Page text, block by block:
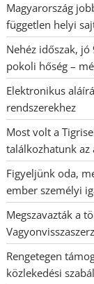
Magyarország
független helyi
Nehéz időszak,
pokoli hőség –
Elektronikus
rendszerekhez
Most volt a
találkozhatunk az
Figyeljünk oda,
ember személyi
Megszavazták a
Rengetegen
közlekedési